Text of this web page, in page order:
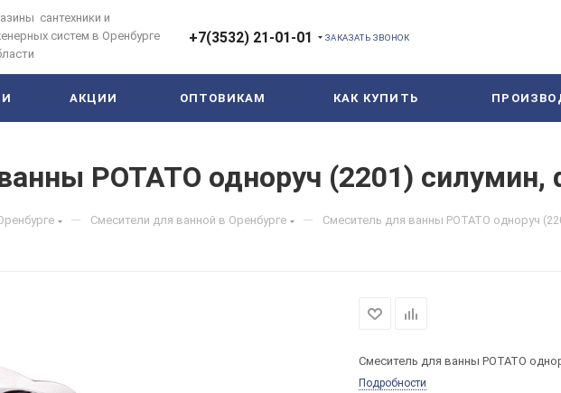
сантехники и
систем в Оренбурге
+7(3532) 21-01-01 ЗАКАЗАТЬ ЗВОНОК
АКЦИИ ОПТОВИКАМ КАК КУПИТЬ
POTATO одноруч (2201)
— Смесители для ванной в Оренбурге — Смеситель для ванны POTATO одноруч
Смеситель для ванны POTATO
Подробности